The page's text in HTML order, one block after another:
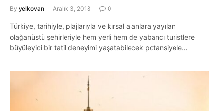
By yelkovan Aralık 3, 2018 0
Türkiye, tarihiyle, plajlarıyla ve kırsal alanlara yayılan
olağanüstü şehirleriyle hem yerli hem de yabancı turistlere
büyüleyici bir tatil deneyimi yaşatabilecek potansiyele…